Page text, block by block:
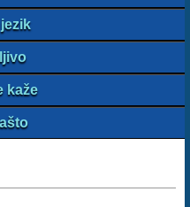
kaže